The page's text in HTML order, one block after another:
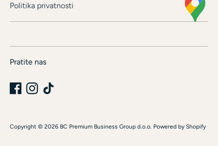
Politika privatnosti
Pratite nas
Copyright © 2026 BC Premium Business Group d.o.o. Powered by Shopify